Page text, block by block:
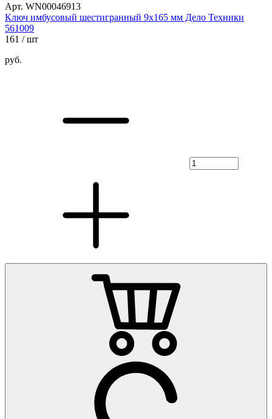
Арт. WN00046913
Ключ имбусовый шестигранный 9х165 мм Дело Техники
561009
161 / шт
руб.